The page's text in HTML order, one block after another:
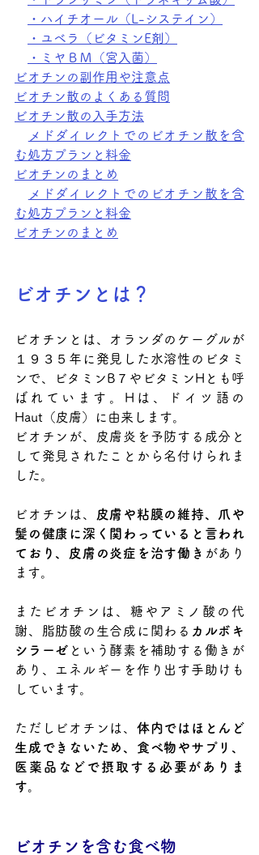
・ハイチオール（L-システイン）
・ユベラ（ビタミンE剤）
・ミヤＢＭ（宮入菌）
ビオチンの副作用や注意点
ビオチン散のよくある質問
ビオチン散の入手方法
メドダイレクトでのビオチン散を含
む処方プランと料金
ビオチンのまとめ
メドダイレクトでのビオチン散を含
む処方プランと料金
ビオチンのまとめ
ビオチンとは？
ビオチンとは、オランダのケーグルが
１９３５年に発見した水溶性のビタミ
ンで、ビタミンB７やビタミンHとも呼
ばれています。Hは、ドイツ語の
Haut（皮膚）に由来します。
ビオチンが、皮膚炎を予防する成分と
して発見されたことから名付けられま
した。
ビオチンは、
皮膚や粘膜の維持、爪や
髪の健康に深く関わっていると言われ
ており、皮膚の炎症を治す働き があり
ます。
また ビオチンは、糖やアミノ酸の代
謝、脂肪酸の生合成に関わる カルボキ
シラーゼ という酵素を補助する働きが
あり、エネルギーを作り出す手助けも
しています。
ただしビオチンは、 体内ではほとんど
生成できないため、食べ物やサプリ、
医薬品などで摂取する必要がありま
す。
ビオチンを含む食べ物